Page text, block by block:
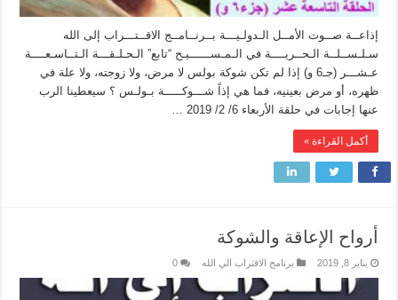
إذاعــة صــوت الأمــل الـدولـيـــة بــرنــامــج الاقــتـــراب إلى الله
سـلـســلــة الـحــريــــة في الـمـســــــيـح “تابع” الـحـلـقـــة الـتــاسـعــــة
عـشـــر (جـ6 و) إذا لم تكن شوكة بولس لا مرض، ولا زوجته، ولا علة في
ظهره، أو مرض بعينيه، فما هي إذاً شـــوكـــــة بـولـس ؟ سيعطينا الرب
عنها إجابات في حلقة الأربعاء 6/ 2/ 2019 …
أكمل القراءة »
أرواح الإعاقة والشوكة
يناير 8, 2019 برنامج الاقتراب الي الله 0